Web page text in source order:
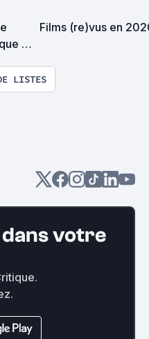
Films (re)vus en
LISTES
votre